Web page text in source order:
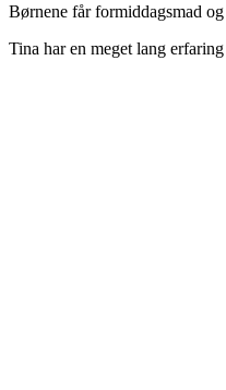
Børnene får formiddagsmad
Tina har en meget lang